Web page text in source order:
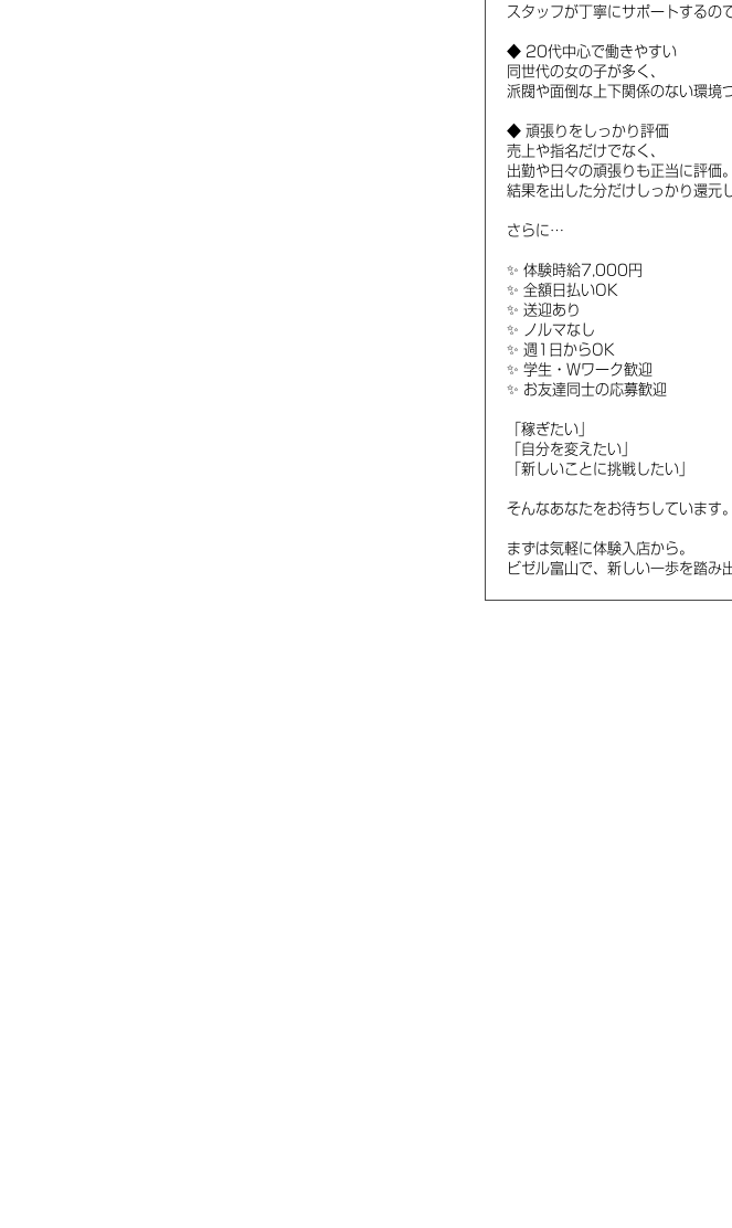
スタッフが丁寧にサポートするの
◆ 20代中心で働きやすい
同世代の女の子が多く、
派閥や面倒な上下関係のない環境
◆ 頑張りをしっかり評価
売上や指名だけでなく、
出勤や日々の頑張りも正当に評価。
結果を出した分だけしっかり還元
さらに…
✨ 体験時給7,000円
✨ 全額日払いOK
✨ 送迎あり
✨ ノルマなし
✨ 週1日からOK
✨ 学生・Wワーク歓迎
✨ お友達同士の応募歓迎
「稼ぎたい」
「自分を変えたい」
「新しいことに挑戦したい」
そんなあなたをお待ちしています。
まずは気軽に体験入店から。
ビゼル富山で、新しい一歩を踏み